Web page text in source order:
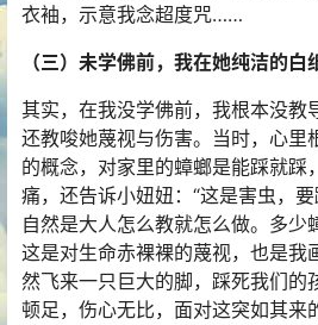
衣袖，示意我念超度咒……
（三）未学佛前，我在她纯洁的白
其实，在我没学佛前，我根本没教
还教唆她蔑视与伤害。当时，心里
的概念，对家里的蟑螂是能踩就踩
痛，还告诉小妞妞：“这是害虫，要
自然是大人怎么教就怎么做。多少
这是对生命赤裸裸的蔑视，也是我
然飞来一只巨大的脚，踩死我们的
顿足，伤心无比，面对这突如其来